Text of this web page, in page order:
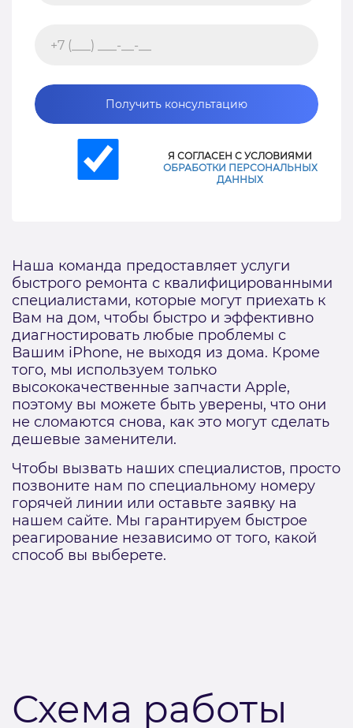
Получить консультацию
Я СОГЛАСЕН С УСЛОВИЯМИ
ОБРАБОТКИ ПЕРСОНАЛЬНЫХ
ДАННЫХ
Наша команда предоставляет услуги
быстрого ремонта с квалифицированными
специалистами, которые могут приехать к
Вам на дом, чтобы быстро и эффективно
диагностировать любые проблемы с
Вашим iPhone, не выходя из дома. Кроме
того, мы используем только
высококачественные запчасти Apple,
поэтому вы можете быть уверены, что они
не сломаются снова, как это могут сделать
дешевые заменители.
Чтобы вызвать наших специалистов, просто
позвоните нам по специальному номеру
горячей линии или оставьте заявку на
нашем сайте. Мы гарантируем быстрое
реагирование независимо от того, какой
способ вы выберете.
Схема работы